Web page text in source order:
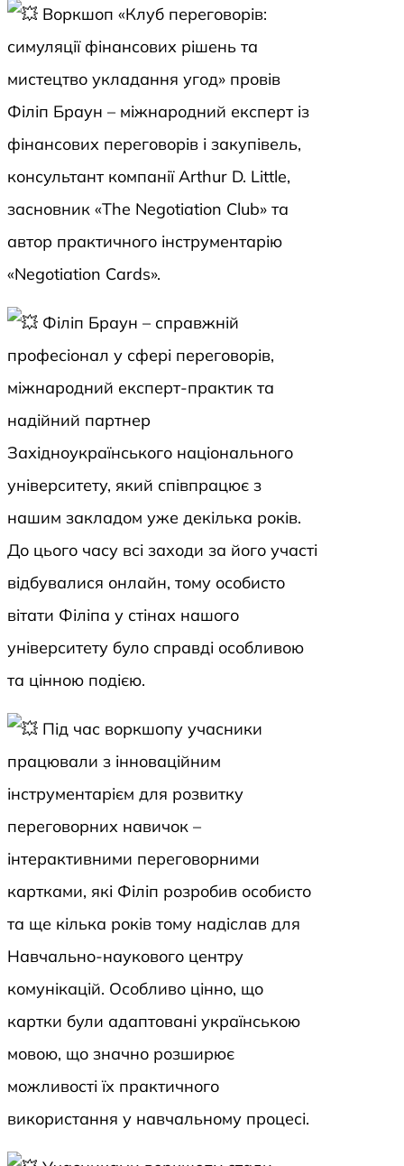
Воркшоп «Клуб переговорів:
симуляції фінансових рішень та
мистецтво укладання угод» провів
Філіп Браун – міжнародний експерт із
фінансових переговорів і закупівель,
консультант компанії Arthur D. Little,
засновник «The Negotiation Club» та
автор практичного інструментарію
«Negotiation Cards».
Філіп Браун – справжній
професіонал у сфері переговорів,
міжнародний експерт-практик та
надійний партнер
Західноукраїнського національного
університету, який співпрацює з
нашим закладом уже декілька років.
До цього часу всі заходи за його участі
відбувалися онлайн, тому особисто
вітати Філіпа у стінах нашого
університету було справді особливою
та цінною подією.
Під час воркшопу учасники
працювали з інноваційним
інструментарієм для розвитку
переговорних навичок –
інтерактивними переговорними
картками, які Філіп розробив особисто
та ще кілька років тому надіслав для
Навчально-наукового центру
комунікацій. Особливо цінно, що
картки були адаптовані українською
мовою, що значно розширює
можливості їх практичного
використання у навчальному процесі.